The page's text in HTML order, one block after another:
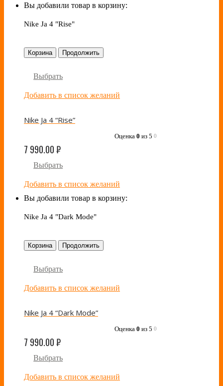
Вы добавили товар в корзину:
Nike Ja 4 "Rise"
Корзина Продолжить
Выбрать
Добавить в список желаний
Nike Ja 4 “Rise”
Оценка 0 из 5 0
7 990.00₽
Выбрать
Добавить в список желаний
Вы добавили товар в корзину:
Nike Ja 4 "Dark Mode"
Корзина Продолжить
Выбрать
Добавить в список желаний
Nike Ja 4 “Dark Mode”
Оценка 0 из 5 0
7 990.00₽
Выбрать
Добавить в список желаний